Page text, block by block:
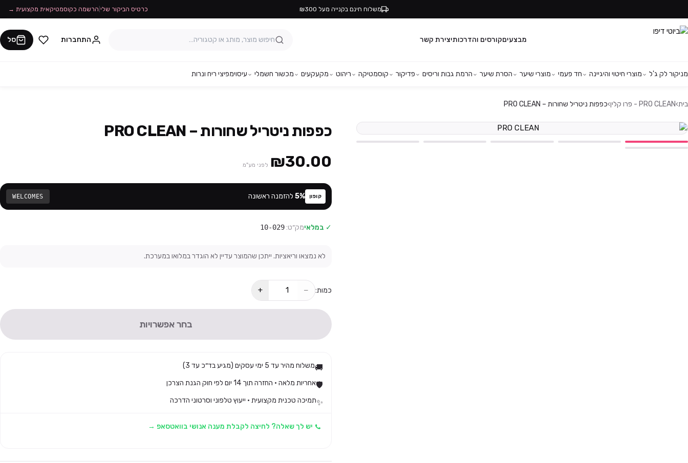
משלוח חינם בקנייה מעל ₪300 כרטיס הביקור שלי הרשמה כקוסמטיקאית מקצועית →
מבצעיםקורסים והדרכותיצירת קשר התחברות סל
מניקור לק ג'ל מוצרי חיטוי והיגיינה חד פעמי מוצרי שיער הסרת שיער הרמת גבות וריסים פדיקור קוסמטיקה ריהוט מקעקעים מכשור חשמלי עיסוימפיצי ריח ונרות
בית›PRO CLEAN - פרו קלין ›כפפות ניטריל שחורות – PRO CLEAN
כפפות ניטריל שחורות – PRO CLEAN
₪30.00 לפני מע"מ
קופון 5% להזמנה ראשונה WELCOMES
✓ במלאימק״ט:10-029
לא נמצאו וריאציות. ייתכן שהמוצר עדיין לא הוגדר במלואו במערכת.
כמות: −
+
בחר אפשרויות
🚚משלוח מהיר עד 5 ימי עסקים (מגיע בד״כ עד 3)
🛡️אחריות מלאה · החזרה תוך 14 יום לפי חוק הגנת הצרכן
✨תמיכה טכנית מקצועית · ייעוץ טלפוני וסרטוני הדרכה
יש לך שאלה? לחיצה לקבלת מענה אנושי בוואטסאפ →